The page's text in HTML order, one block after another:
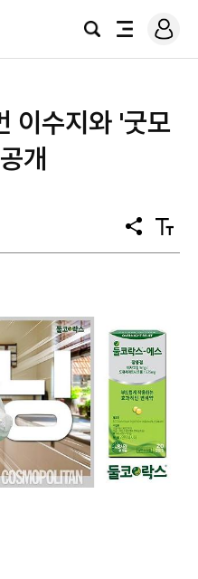
검
전
로
그
이수지와 '굿모
개
공
유
텍
스